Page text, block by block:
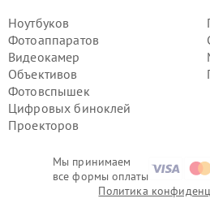
Мы принимаем
все формы оплаты
Ноутбуков
Фотоаппаратов
Видеокамер
Объективов
Фотовспышек
Цифровых биноклей
Проекторов
цифрового бинокля Canon в г.
Казань
Замена защёлки батарейного
цифрового бинокля Canon в г.
Воронеж
Замена защёлки батарейного
цифрового бинокля Canon в г.
Волгоград
цифрового бинокля Canon в г.
Замена защёлки батарейного
цифрового бинокля Canon в г.
Политика